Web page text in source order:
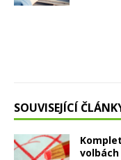
SOUVISEJÍCÍ